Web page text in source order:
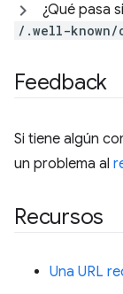
¿Qué pasa
/.well-known/
Feedback
Si tiene algún
un problema al
Recursos
Una URL